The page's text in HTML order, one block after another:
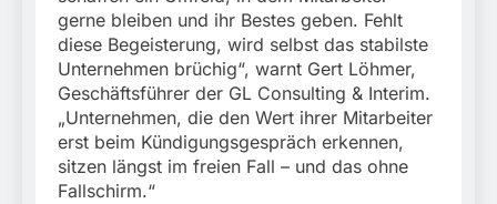
gerne bleiben und ihr Bestes geben. Fehlt
diese Begeisterung, wird selbst das stabilste
Unternehmen brüchig“, warnt Gert Löhmer,
Geschäftsführer der GL Consulting & Interim.
„Unternehmen, die den Wert ihrer Mitarbeiter
erst beim Kündigungsgespräch erkennen,
sitzen längst im freien Fall – und das ohne
Fallschirm.“